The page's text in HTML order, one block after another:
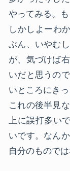
やってみる。
しかしよーわ
ぶん、いやむ
が、気づけば
いだと思うの
いところにき
これの後半見
上に誤打多い
いです。なん
自分のもので